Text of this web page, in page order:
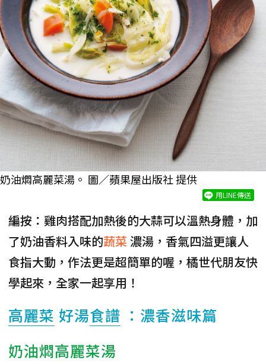
奶油燜高麗菜湯。 圖／蘋果屋出版社 提供
用LINE傳送
編按：雞肉搭配加熱後的大蒜可以溫熱身體，加
了奶油香料入味的蔬菜 濃湯，香氣四溢更讓人
食指大動，作法更是超簡單的喔，橘世代朋友快
學起來，全家一起享用！
高麗菜 好湯食譜 ：濃香滋味篇
奶油燜高麗菜湯